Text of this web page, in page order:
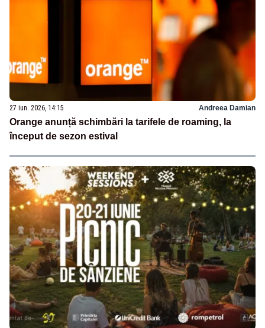
27 iun. 2026, 14:15 Andreea Damian
Orange anunță schimbări la tarifele de roaming, la
început de sezon estival